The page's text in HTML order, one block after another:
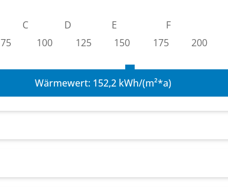
C D E F
75 100 125 150 175 200
Wärmewert: 152,2 kWh/(m²*a)